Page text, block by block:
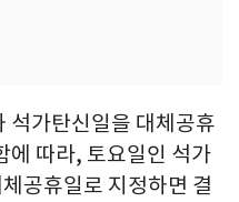
석가탄신일을 대체공휴
에 따라, 토요일인 석가
공휴일로 지정하면 결